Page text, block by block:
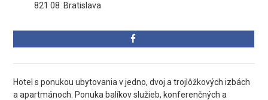
821 08 Bratislava
Hotel s ponukou ubytovania v jedno, dvoj a trojlôžkových izbách
a apartmánoch. Ponuka balíkov služieb, konferenčných a